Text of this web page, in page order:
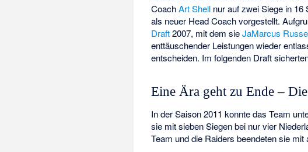
CoachArt Shell nur auf zwei Siege in
als neuer Head Coach vorgestellt.
Draft2007, mit dem sieJaMarcus
enttäuschender Leistungen wieder
entscheiden. Im folgenden Draft
Eine Ära geht zu Ende –
In der Saison 2011 konnte das Team
sie mit sieben Siegen bei nur vier
Team und die Raiders beendeten sie